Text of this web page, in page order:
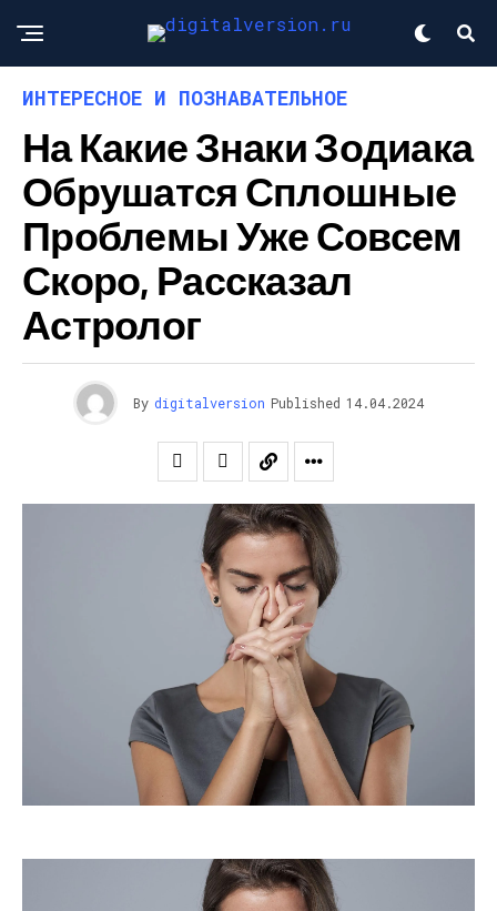
ИНТЕРЕСНОЕ И ПОЗНАВАТЕЛЬНОЕ
На Какие Знаки Зодиака
Обрушатся Сплошные
Проблемы Уже Совсем
Скоро, Рассказал
Астролог
By digitalversion Published 14.04.2024